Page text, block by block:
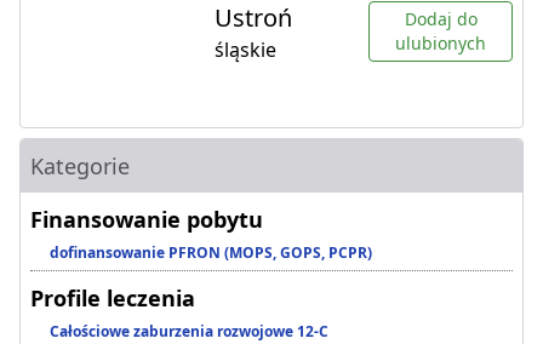
Ustroń
śląskie
Dodaj do
ulubionych
Kategorie
Finansowanie pobytu
dofinansowanie PFRON (MOPS, GOPS, PCPR)
Profile leczenia
Całościowe zaburzenia rozwojowe 12-C